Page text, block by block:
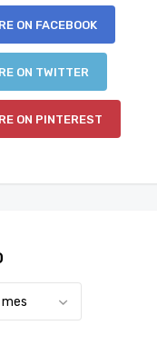
ON FACEBOOK
ON TWITTER
ON PINTEREST